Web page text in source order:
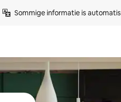
Sommige informatie is